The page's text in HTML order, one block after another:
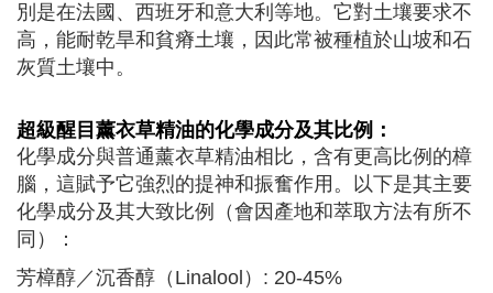
別是在法國、西班牙和意大利等地。它對土壤要求不
高，能耐乾旱和貧瘠土壤，因此常被種植於山坡和石
灰質土壤中。
超級醒目薰衣草精油的化學成分及其比例：
化學成分與普通薰衣草精油相比，含有更高比例的樟
腦，這賦予它強烈的提神和振奮作用。以下是其主要
化學成分及其大致比例（會因產地和萃取方法有所不
同）：
芳樟醇／沉香醇（Linalool）: 20-45%